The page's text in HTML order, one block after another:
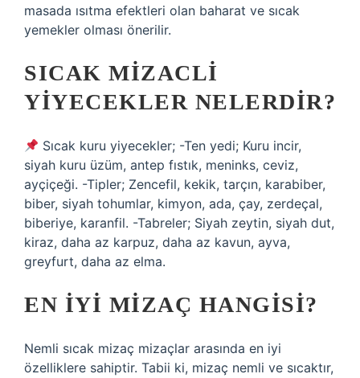
masada ısıtma efektleri olan baharat ve sıcak
yemekler olması önerilir.
SICAK MIZACLI
YIYECEKLER NELERDIR?
Sıcak kuru yiyecekler; -Ten yedi; Kuru incir,
siyah kuru üzüm, antep fıstık, meninks, ceviz,
ayçiçeği. -Tipler; Zencefil, kekik, tarçın, karabiber,
biber, siyah tohumlar, kimyon, ada, çay, zerdeçal,
biberiye, karanfil. -Tabreler; Siyah zeytin, siyah dut,
kiraz, daha az karpuz, daha az kavun, ayva,
greyfurt, daha az elma.
EN IYI MIZAÇ HANGISI?
Nemli sıcak mizaç mizaçlar arasında en iyi
özelliklere sahiptir. Tabii ki, mizaç nemli ve sıcaktır,